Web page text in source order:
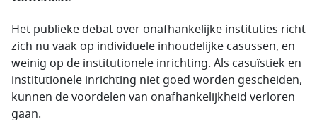
Het publieke debat over onafhankelijke instituties richt
zich nu vaak op individuele inhoudelijke casussen, en
weinig op de institutionele inrichting. Als casuïstiek en
institutionele inrichting niet goed worden gescheiden,
kunnen de voordelen van onafhankelijkheid verloren
gaan.